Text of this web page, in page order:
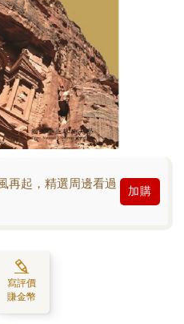
再起，精選周邊看過
加購
寫評價
賺金幣